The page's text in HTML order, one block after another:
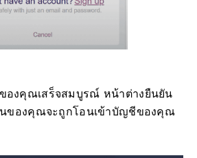
องคุณเสร็จสมบูรณ์ หน้าต่างยืนยัน
นของคุณจะถูกโอนเข้าบัญชีของคุณ